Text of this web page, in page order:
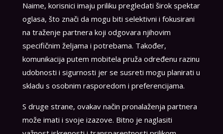
Naime, korisnici imaju priliku pregledati širok spektar
oglasa, što znači da mogu biti selektivni i fokusirani
na traženje partnera koji odgovara njihovim
specifičnim željama i potrebama. Također,
komunikacija putem mobitela pruža određenu razinu
udobnosti i sigurnosti jer se susreti mogu planirati u
skladu s osobnim rasporedom i preferencijama.
S druge strane, ovakav način pronalaženja partnera
može imati i svoje izazove. Bitno je naglasiti